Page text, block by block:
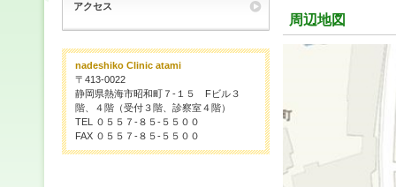
周辺地図
アクセス
nadeshiko Clinic atami
〒413-0022
静岡県熱海市昭和町７-１５ Fビル３
階、４階（受付３階、診察室４階）
TEL ０５５７-８５-５５００
FAX ０５５７-８５-５５００